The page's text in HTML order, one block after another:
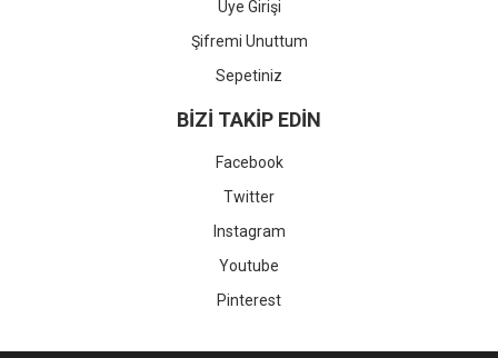
Üye Girişi
Şifremi Unuttum
Sepetiniz
BİZİ TAKİP EDİN
Facebook
Twitter
Instagram
Youtube
Pinterest